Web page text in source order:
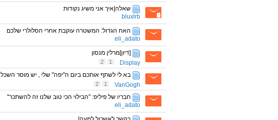
שאלה|איך אני משיג נקודות
bluxlrb
האח הגדול: המשטרה עוקבת אחרי הסלולרי שלכם
eli_adato
[דיון]מרלין מנסון
Display
1
2
בא לי לשתף אותכם ביום ה"יפה" שלי , יש מוסר השכל
VanGogh
1
2
חבריו של פיליפ: "הבילוי הכי טוב שלנו זה להשתכר"
eli_adato